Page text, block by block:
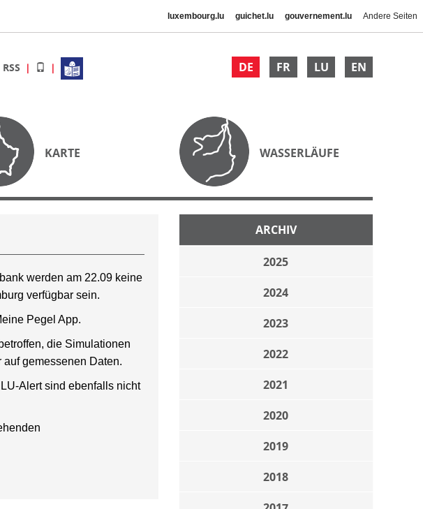
luxembourg.lu guichet.lu gouvernement.lu Andere Seiten
DE FR LU EN
RSS
KARTE WASSERLÄUFE
ARCHIV
2025
2024
2023
2022
2021
2020
2019
2018
werden am 22.09 keine
verfügbar sein.
Pegel App.
die Simulationen
gemessenen Daten.
Alert sind ebenfalls nicht